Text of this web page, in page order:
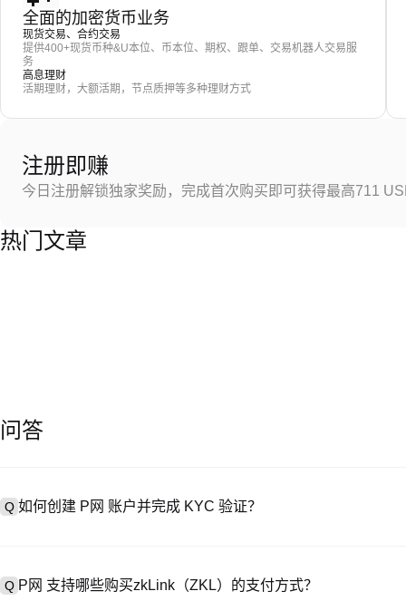
全面的加密货币业务
现货交易、合约交易
提供400+现货币种&U本位、币本位、期权、跟单、交易机器人交易服
务
高息理财
活期理财，大额活期，节点质押等多种理财方式
注册即赚
今日注册解锁独家奖励，完成首次购买即可获得最高711
热门文章
问答
Q 如何创建 P网 账户并完成 KYC 验证？
Q P网 支持哪些购买zkLink（ZKL）的支付方式？